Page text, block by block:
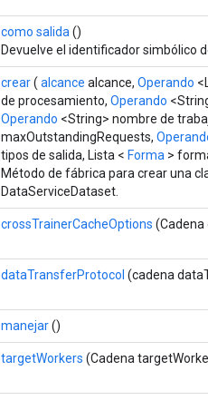
como salida ()
Devuelve el identificador simbólico
crear( alcance alcance, Operando
de procesamiento, Operando
Operando <String> nombre de
maxOutstandingRequests,
tipos de salida, Lista < Forma >
Método de fábrica para crear una
DataServiceDataset.
crossTrainerCacheOptions (Cadena
dataTransferProtocol (cadena
manejar()
targetWorkers (Cadena